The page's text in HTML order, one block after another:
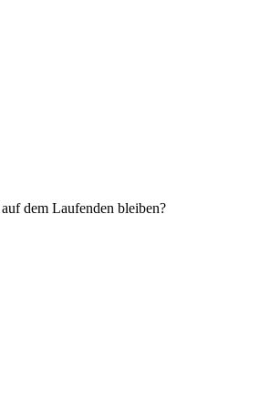
dem Laufenden bleiben?